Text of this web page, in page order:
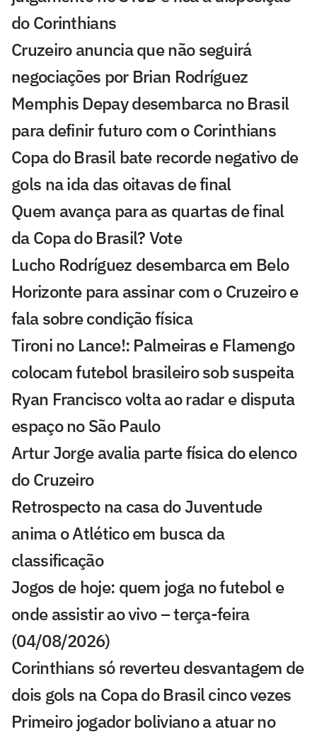
do Corinthians
Cruzeiro anuncia que não seguirá
negociações por Brian Rodríguez
Memphis Depay desembarca no Brasil
para definir futuro com o Corinthians
Copa do Brasil bate recorde negativo de
gols na ida das oitavas de final
Quem avança para as quartas de final
da Copa do Brasil? Vote
Lucho Rodríguez desembarca em Belo
Horizonte para assinar com o Cruzeiro e
fala sobre condição física
Tironi no Lance!: Palmeiras e Flamengo
colocam futebol brasileiro sob suspeita
Ryan Francisco volta ao radar e disputa
espaço no São Paulo
Artur Jorge avalia parte física do elenco
do Cruzeiro
Retrospecto na casa do Juventude
anima o Atlético em busca da
classificação
Jogos de hoje: quem joga no futebol e
onde assistir ao vivo – terça-feira
(04/08/2026)
Corinthians só reverteu desvantagem de
dois gols na Copa do Brasil cinco vezes
Primeiro jogador boliviano a atuar no